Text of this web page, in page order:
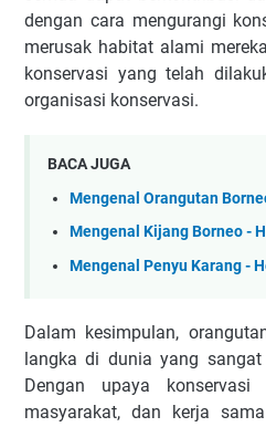
dengan cara mengurangi
merusak habitat alami
konservasi yang telah
organisasi konservasi.
BACA JUGA
Mengenal Orangutan
Mengenal Kijang Borneo -
Mengenal Penyu Karang -
Dalam kesimpulan,
langka di dunia yang
Dengan upaya konservasi
masyarakat, dan kerja